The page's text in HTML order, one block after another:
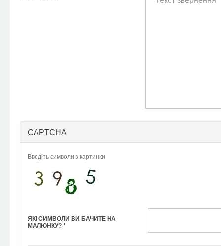
CAPTCHA
Введіть символи з картинки
ЯКІ СИМВОЛИ ВИ БАЧИТЕ НА
МАЛЮНКУ? *